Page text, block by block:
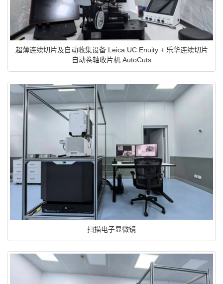
超薄连续切片及自动收集设备 Leica UC Enuity + 乐华连续切片
自动卷轴收片机 AutoCuts
扫描电子显微镜